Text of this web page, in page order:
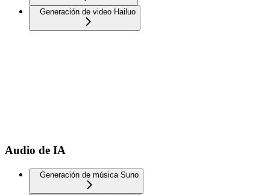
Generación de video Hailuo
Audio de IA
Generación de música Suno